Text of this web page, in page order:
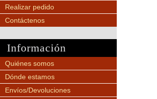
Realizar pedido
Contáctenos
Información
Quiénes somos
Dónde estamos
Envíos/Devoluciones